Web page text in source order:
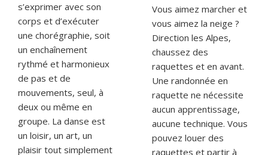
s’exprimer avec son
corps et d’exécuter
une chorégraphie, soit
un enchaînement
rythmé et harmonieux
de pas et de
mouvements, seul, à
deux ou même en
groupe. La danse est
un loisir, un art, un
plaisir tout simplement
Vous aimez marcher et
vous aimez la neige ?
Direction les Alpes,
chaussez des
raquettes et en avant.
Une randonnée en
raquette ne nécessite
aucun apprentissage,
aucune technique. Vous
pouvez louer des
raquettes et partir à